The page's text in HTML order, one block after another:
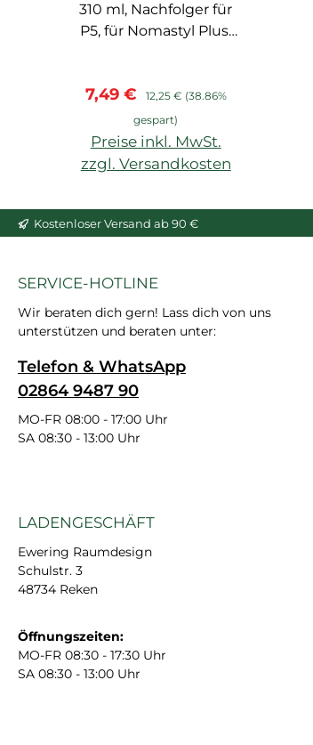
310 ml, Nachfolger für
P5, für Nomastyl Plus,
starke
Anfangshaftung,
feinkörnig, schleif- und
überstreichbar, enthält
Verkaufspreis:
7,49 € Regulärer Preis:
12,25 € (38.86%
gespart)
Preise inkl. MwSt.
zzgl. Versandkosten
Kostenloser Versand ab 90 €
SERVICE-HOTLINE
Wir beraten dich gern! Lass dich von uns
unterstützen und beraten unter:
Telefon & WhatsApp
02864 9487 90
MO-FR 08:00 - 17:00 Uhr
SA 08:30 - 13:00 Uhr
LADENGESCHÄFT
Ewering Raumdesign
Schulstr. 3
48734 Reken
Öffnungszeiten:
MO-FR 08:30 - 17:30 Uhr
SA 08:30 - 13:00 Uhr